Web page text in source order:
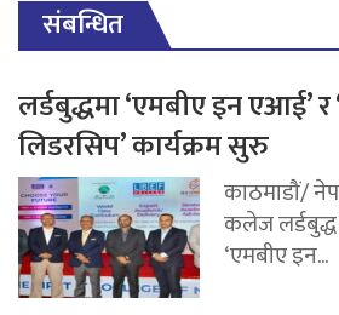
संबन्धित
लर्डबुद्धमा ‘एमबीए इन एआई’
लिडरसिप’ कार्यक्रम सुरु
काठमाडौं/
कलेज
‘एमबीए इन...